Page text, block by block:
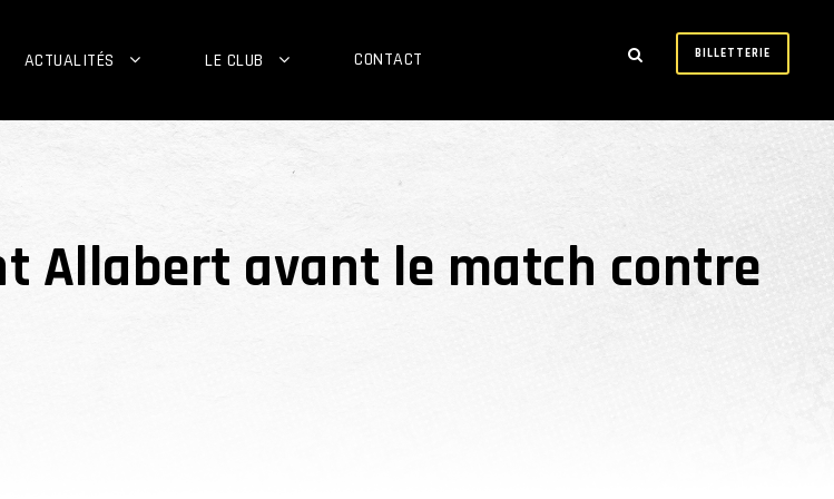
ACTUALITÉS LE CLUB CONTACT BILLETTERIE
Allabert avant le match contre